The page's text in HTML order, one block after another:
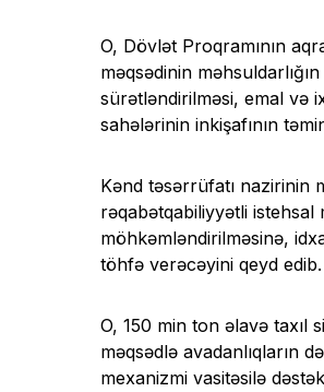
O, Dövlət Proqramının
məqsədinin
sürətləndirilməsi, emal və
sahələrinin inkişafının
Kənd təsərrüfatı nazirinin
rəqabətqabiliyyətli
möhkəmləndirilməsinə,
töhfə verəcəyini qeyd edib.
O, 150 min ton əlavə taxıl
məqsədlə avadanlıqların
mexanizmi vasitəsilə